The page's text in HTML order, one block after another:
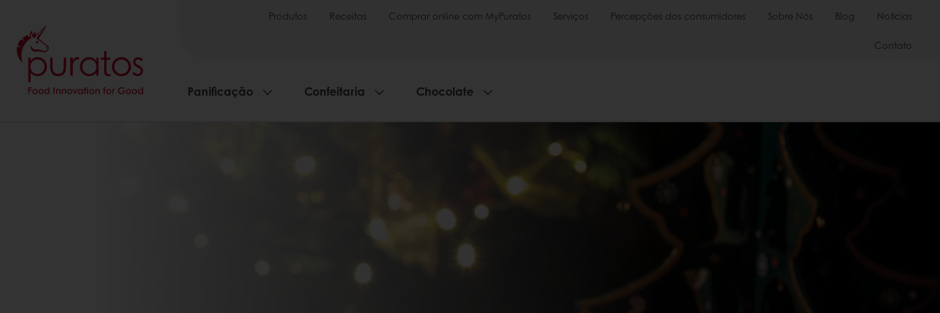
Produtos Receitas Comprar online com MyPuratos Serviços Percepções dos consumidores Sobre Nós Blog Notícias
Contato
Panificação Confeitaria Chocolate